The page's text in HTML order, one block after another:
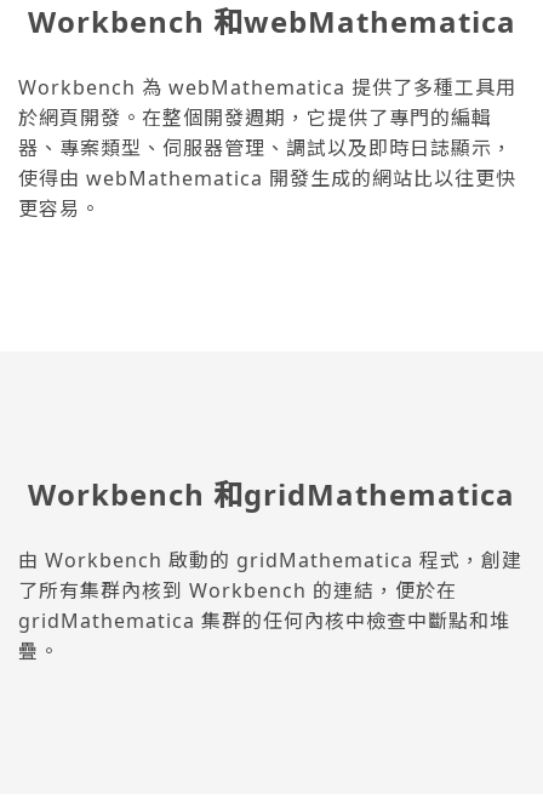
Workbench 和webMathematica
Workbench 為 webMathematica 提供了多種工具用
於網頁開發。在整個開發週期，它提供了專門的編輯
器、專案類型、伺服器管理、調試以及即時日誌顯示，
使得由 webMathematica 開發生成的網站比以往更快
更容易。
Workbench 和gridMathematica
由 Workbench 啟動的 gridMathematica 程式，創建
了所有集群內核到 Workbench 的連結，便於在
gridMathematica 集群的任何內核中檢查中斷點和堆
疊。